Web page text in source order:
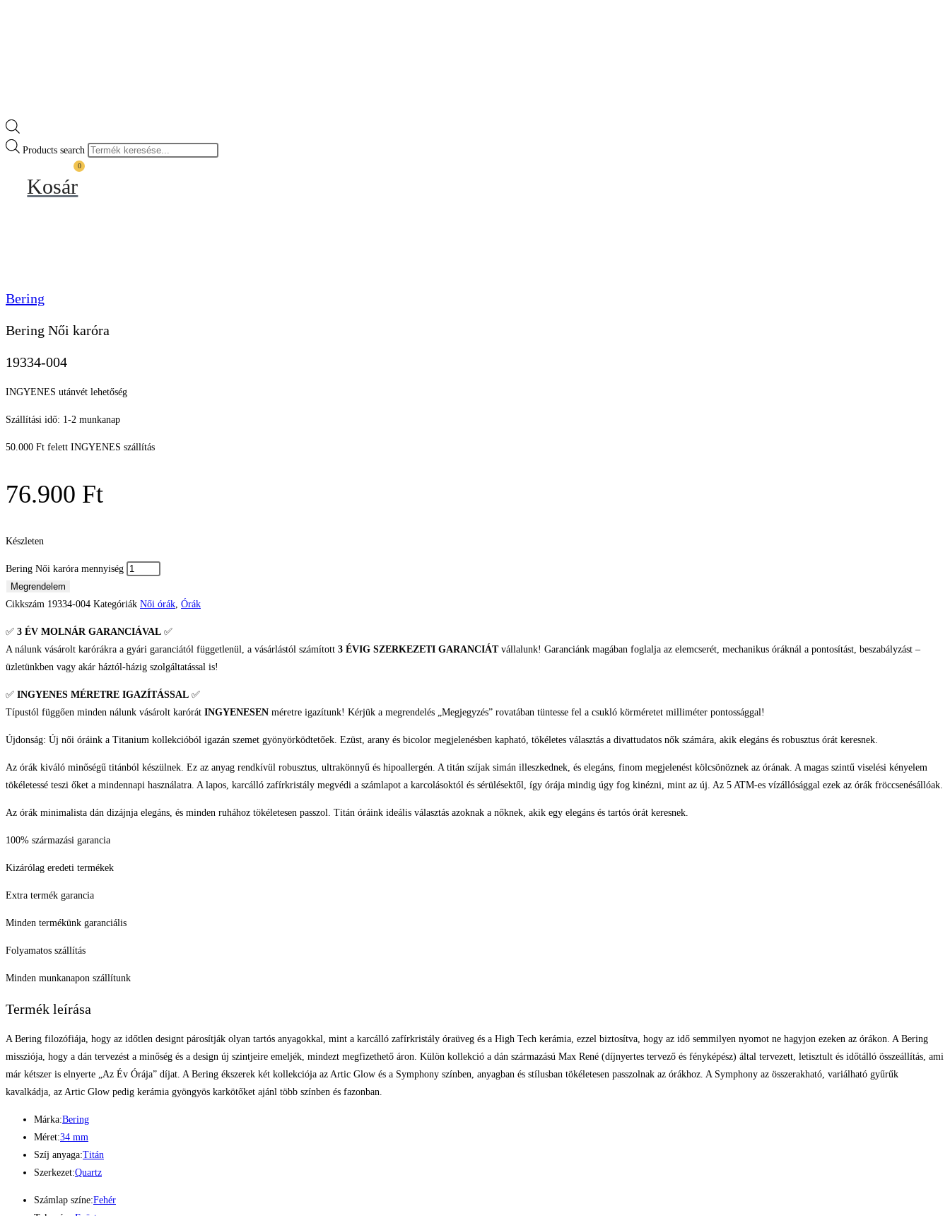
Products search
0
Kosár
Bering
Bering Női karóra
19334-004
INGYENES utánvét lehetőség
Szállítási idő: 1-2 munkanap
50.000 Ft felett INGYENES szállítás
76.900 Ft
Készleten
Bering Női karóra mennyiség
Megrendelem
Cikkszám 19334-004 Kategóriák Női órák, Órák
✅ 3 ÉV MOLNÁR GARANCIÁVAL ✅
A nálunk vásárolt karórákra a gyári garanciától függetlenül, a vásárlástól számított 3 ÉVIG SZERKEZETI GARANCIÁTvállalunk! Garanciánk magában foglalja az elemcserét, mechanikus óráknál a pontosítást, beszabályzást –
üzletünkben vagy akár háztól-házig szolgáltatással is!
✅ INGYENES MÉRETRE IGAZÍTÁSSAL ✅
Típustól függően minden nálunk vásárolt karórát INGYENESEN méretre igazítunk! Kérjük a megrendelés „Megjegyzés” rovatában tüntesse fel a csukló körméretet milliméter pontossággal!
Újdonság: Új női óráink a Titanium kollekcióból igazán szemet gyönyörködtetőek. Ezüst, arany és bicolor megjelenésben kapható, tökéletes választás a divattudatos nők számára, akik elegáns és robusztus órát keresnek.
Az órák kiváló minőségű titánból készülnek. Ez az anyag rendkívül robusztus, ultrakönnyű és hipoallergén. A titán szíjak simán illeszkednek, és elegáns, finom megjelenést kölcsönöznek az órának. A magas szintű viselési kényelem
tökéletessé teszi őket a mindennapi használatra. A lapos, karcálló zafírkristály megvédi a számlapot a karcolásoktól és sérülésektől, így órája mindig úgy fog kinézni, mint az új. Az 5 ATM-es vízállósággal ezek az órák fröccsenésállóak.
Az órák minimalista dán dizájnja elegáns, és minden ruhához tökéletesen passzol. Titán óráink ideális választás azoknak a nőknek, akik egy elegáns és tartós órát keresnek.
100% származási garancia
Kizárólag eredeti termékek
Extra termék garancia
Minden termékünk garanciális
Folyamatos szállítás
Minden munkanapon szállítunk
Termék leírása
A Bering filozófiája, hogy az időtlen designt párosítják olyan tartós anyagokkal, mint a karcálló zafírkristály óraüveg és a High Tech kerámia, ezzel biztosítva, hogy az idő semmilyen nyomot ne hagyjon ezeken az órákon. A Bering
missziója, hogy a dán tervezést a minőség és a design új szintjeire emeljék, mindezt megfizethető áron. Külön kollekció a dán származású Max René (díjnyertes tervező és fényképész) által tervezett, letisztult és időtálló összeállítás, ami
már kétszer is elnyerte „Az Év Órája” díjat. A Bering ékszerek két kollekciója az Artic Glow és a Symphony színben, anyagban és stílusban tökéletesen passzolnak az órákhoz. A Symphony az összerakható, variálható gyűrűk
kavalkádja, az Artic Glow pedig kerámia gyöngyös karkötőket ajánl több színben és fazonban.
Márka:Bering
Méret:34 mm
Szíj anyaga:Titán
Szerkezet:Quartz
Számlap színe:Fehér